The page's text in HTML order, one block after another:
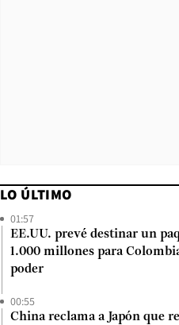
LO ÚLTIMO
01:57
EE.UU. prevé destinar un
1.000 millones para
poder
00:55
China reclama a Japón que